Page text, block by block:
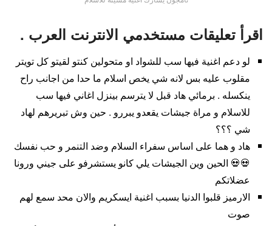
اقرأ تعليقات مستخدمي الانترنت العرب .
لو دعم اغنية فيها سب للشواد او متحولين كنتو لقيتو كل تويتر
مقلوب عليه بس لانه شي يخص اسلام ما حدا من اجانب راح
ينكسله . برمائي هاد قبل لا يترسم بينزل اغاني فيها سب
للاسلام و مراة جيشات يقعدو يبررو . حين وش تبريرهم لهاد
شي ؟؟؟
‏‎هاد و هما على اساس سفراء السلام وضد التنمر و حب نفسك
💀💀 الحين وين الجيشات يلي كانو يستشرفو على جيني ورونا
عضلاتكم
الارميز قلبوا الدنيا بسبب اغنية ايسكريم والان محد سمع لهم
صوت